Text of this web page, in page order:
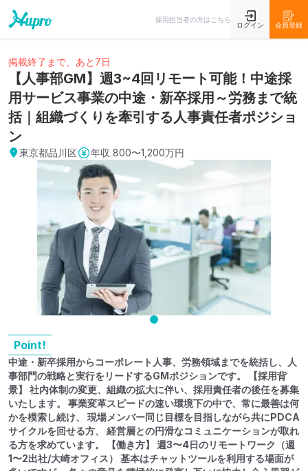
採用担当者の方はこちら
ログイン 会員登録
掲載終了まで、あと7日
【人事部GM】週3~4回リモート可能！中途採
用サービス事業の中途・新卒採用～労務まで統
括｜組織づくりを牽引する人事責任者ポジショ
ン
東京都品川区 年収 800〜1,200万円
Point!
中途・新卒採用からコーポレート人事、労務領域までを統括し、人
事部門の戦略と実行をリードするGMポジションです。 【採用背
景】 社内体制の変更、組織の拡大に伴い、採用責任者の後任を募集
いたします。 事業変革スピードの速い環境下の中で、常に最善は何
かを模索し続け、 現場メンバー同じ目標を目指しながら共にPDCA
サイクルを回せる方、 経営層との円滑なコミュニケーションが取れ
る方を求めています。 【働き方】 週3〜4日のリモートワーク（週
1〜2出社/大崎オフィス） 基本はチャットツールを利用する場面が